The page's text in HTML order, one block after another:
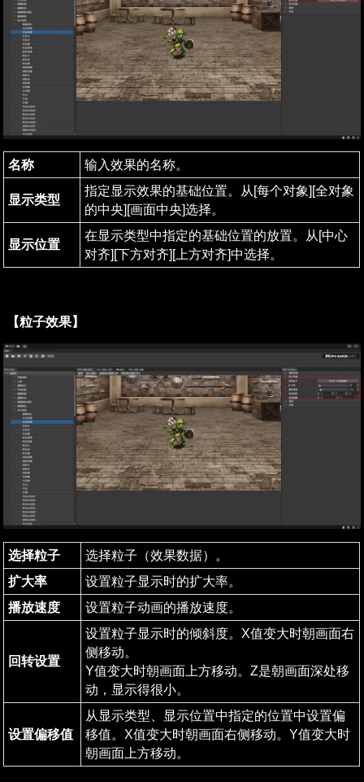
名称 输入效果的名称。
显示类型
指定显示效果的基础位置。从[每个对象][全对象
的中央][画面中央]选择。
显示位置
在显示类型中指定的基础位置的放置。从[中心
对齐][下方对齐][上方对齐]中选择。
【粒子效果】
选择粒子
选择粒子（效果数据）。
扩大率
设置粒子显示时的扩大率。
播放速度
设置粒子动画的播放速度。
回转设置
设置粒子显示时的倾斜度。X值变大时朝画面右
侧移动。
Y值变大时朝画面上方移动。Z是朝画面深处移
动，显示得很小。
设置偏移值
从显示类型、显示位置中指定的位置中设置偏
移值。X值变大时朝画面右侧移动。Y值变大时
朝画面上方移动。